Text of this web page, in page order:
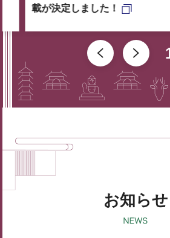
載が決定しました！
お知らせ